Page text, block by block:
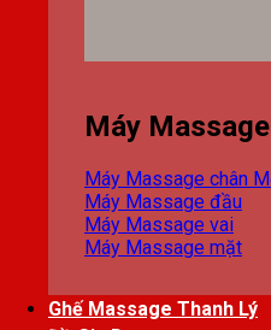
Máy Massage
Máy Massage chân
Máy Massage đầu
Máy Massage vai
Máy Massage mặt
Ghế Massage Thanh Lý